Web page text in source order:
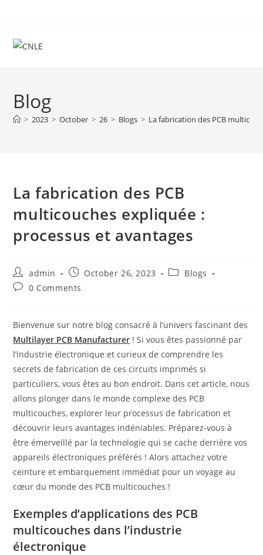
content
Blog
> 2023 > October > 26 > Blogs > La fabrication des PCB
La fabrication des PCB
multicouches expliquée :
processus et avantages
Post
author:
admin
Post
published:
October 26, 2023
PostBlogs
Post0 Comments
Bienvenue sur notre blog consacré à l’univers fascinant des
Multilayer PCB Manufacturer ! Si vous êtes passionné par
l’industrie électronique et curieux de comprendre les
secrets de fabrication de ces circuits imprimés si
particuliers, vous êtes au bon endroit. Dans cet article, nous
allons plonger dans le monde complexe des PCB
multicouches, explorer leur processus de fabrication et
découvrir leurs avantages indéniables. Préparez-vous à
être émerveillé par la technologie qui se cache derrière vos
appareils électroniques préférés ! Alors attachez votre
ceinture et embarquement immédiat pour un voyage au
cœur du monde des PCB multicouches !
Exemples d’applications des PCB
multicouches dans l’industrie
électronique